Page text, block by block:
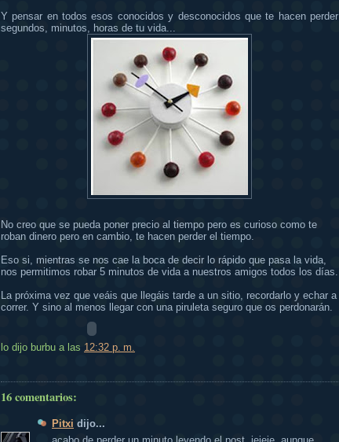
Y pensar en todos esos conocidos y desconocidos que te hacen perder
segundos, minutos, horas de tu vida...
No creo que se pueda poner precio al tiempo pero es curioso como te
roban dinero pero en cambio, te hacen perder el tiempo.
Eso si, mientras se nos cae la boca de decir lo rápido que pasa la vida,
nos permitimos robar 5 minutos de vida a nuestros amigos todos los días.
La próxima vez que veáis que llegáis tarde a un sitio, recordarlo y echar a
correr. Y sino al menos llegar con una piruleta seguro que os perdonarán.
lo dijo burbu a las 12:32 p. m.
16 comentarios:
Pitxi dijo...